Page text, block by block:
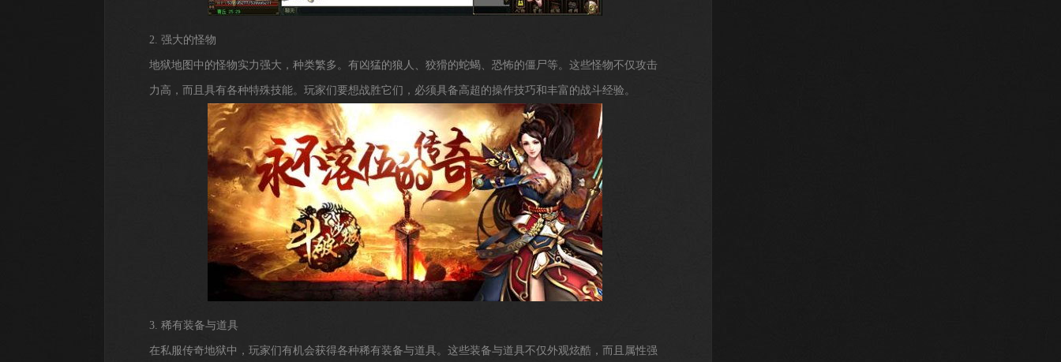
2. 强大的怪物
地狱地图中的怪物实力强大，种类繁多。有凶猛的狼人、狡猾的蛇蝎、恐怖的僵尸等。这些怪物不仅攻击
力高，而且具有各种特殊技能。玩家们要想战胜它们，必须具备高超的操作技巧和丰富的战斗经验。
3. 稀有装备与道具
在私服传奇地狱中，玩家们有机会获得各种稀有装备与道具。这些装备与道具不仅外观炫酷，而且属性强